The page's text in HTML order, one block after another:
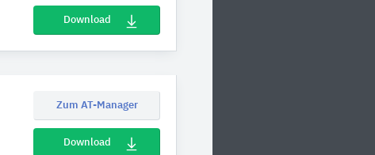
Download
Zum AT-Manager
Download